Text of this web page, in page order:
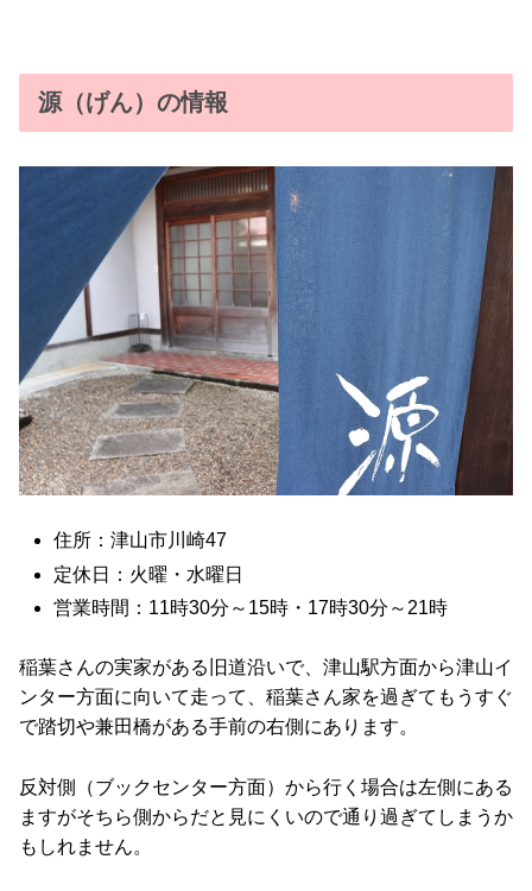
源（げん）の情報
住所：津山市川崎47
定休日：火曜・水曜日
営業時間：11時30分～15時・17時30分～21時
稲葉さんの実家がある旧道沿いで、津山駅方面から津山イ
ンター方面に向いて走って、稲葉さん家を過ぎてもうすぐ
で踏切や兼田橋がある手前の右側にあります。
反対側（ブックセンター方面）から行く場合は左側にある
ますがそちら側からだと見にくいので通り過ぎてしまうか
もしれません。